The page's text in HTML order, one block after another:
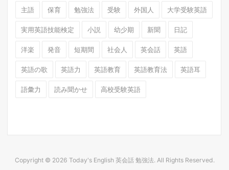
主語 保育 勉強法 受験 外国人 大学受験英語
実用英語技能検定 小説 幼少期 新聞 日記
洋楽 発音 短期間 社会人 英会話 英語
英語の歌 英語力 英語教育 英語教育法 英語耳
語彙力 読み聞かせ 高校受験英語
Copyright © 2026 Today's English 英会話 勉強法. All Rights Reserved.